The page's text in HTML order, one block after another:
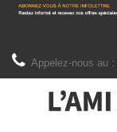
Appelez-nous au :